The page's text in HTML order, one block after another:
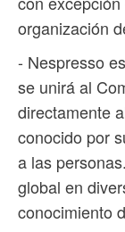
organización
- Nespresso
se unirá al
directamente
conocido por
a las
global en
conocimiento